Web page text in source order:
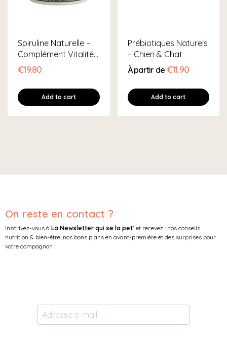
Spiruline Naturelle –
Complément Vitalité
&...
€19.80
Add to cart
Prébiotiques Naturels
– Chien & Chat
À partir de €11.90
Add to cart
On reste en contact ?
Inscrivez-vous à La Newsletter qui se la pet’ et recevez : nos conseils
nutrition & bien-être, nos bons plans en avant-première et des surprises pour
votre compagnon !